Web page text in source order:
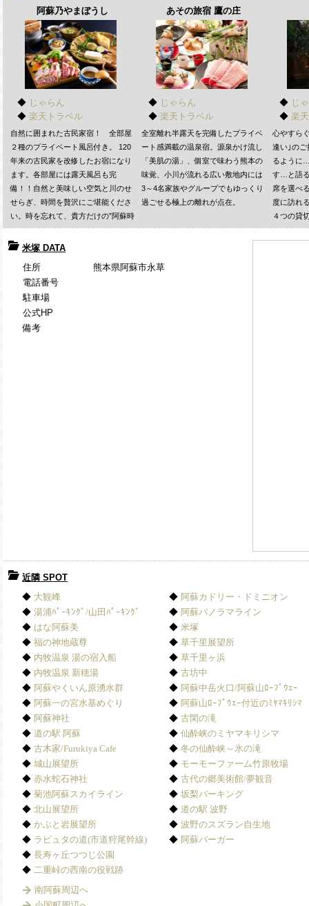
米塚 DATA
住所
熊本県阿蘇市永草
電話番号
駐車場
公式HP
備考
近隣 SPOT